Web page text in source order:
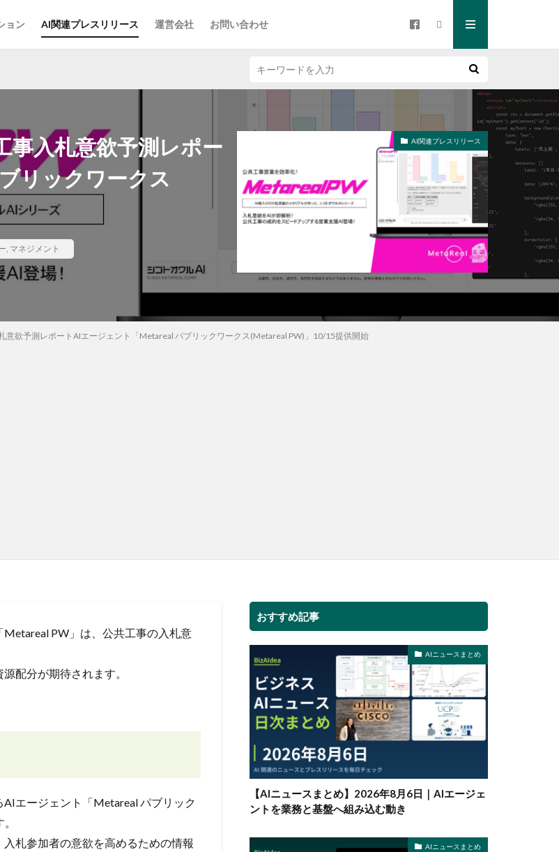
ョン AI関連プレスリリース 運営会社 お問い合わせ
事入札意欲予測レポー
リックワークス
, マネジメント
AI関連プレスリリース
意欲予測レポートAIエージェント「Metareal パブリックワークス(Metareal PW)」10/15提供開始
PW」は、公共工事の入札意
配分が期待されます。
エージェント「Metareal パブリック
札参加者の意欲を高めるための情報
おすすめ記事
AIニュースまとめ
【AIニュースまとめ】2026年8月6日｜AIエージェ
ントを業務と基盤へ組み込む動き
AIニュースまとめ